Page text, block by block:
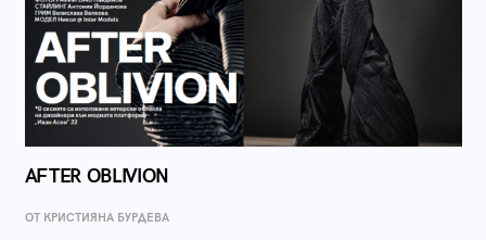
AFTER OBLIVION
ОТ КРИСТИЯНА БУРДЕВА